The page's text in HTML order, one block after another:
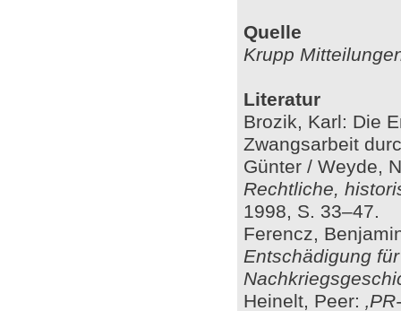
Quelle
Krupp
Literatur
Brozik, Karl: Die
Zwangsarbeit
Günter / Weyde,
Rechtliche,
1998, S. 33–47.
Ferencz,
Entschädigung
Heinelt, Peer: